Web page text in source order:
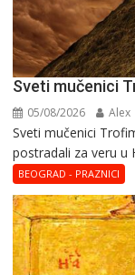
Sveti mučenici
05/08/2026 Alex
Sveti mučenici
postradali za veru u
BEOGRAD - PRAZNICI